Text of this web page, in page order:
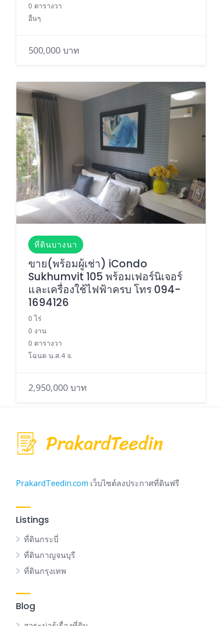
0 ตารางวา
อื่นๆ
500,000 บาท
ที่ดินบางนา
ขาย(พร้อมผู้เช่า) iCondo
Sukhumvit 105 พร้อมเฟอร์นิเจอร์
และเครื่องใช้ไฟฟ้าครบ โทร 094-
1694126
0 ไร่
0 งาน
0 ตารางวา
โฉนด น.ส.4 จ.
2,950,000 บาท
PrakardTeedin.com เว็บไซต์ลงประกาศที่ดินฟรี
Listings
ที่ดินกระบี่
ที่ดินกาญจนบุรี
ที่ดินกรุงเทพ
Blog